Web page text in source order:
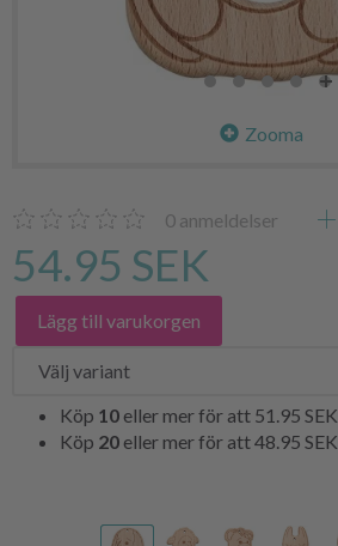
Zooma
0 anmeldelser
54.95 SEK
Lägg till varukorgen
Köp 10 eller mer för att 51.95 SEK
Köp 20 eller mer för att48.95 SEK